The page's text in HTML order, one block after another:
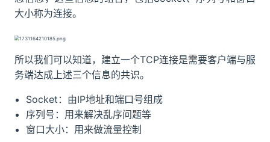
大小称为连接。
所以我们可以知道，建立一个TCP连接是需要客户端与服
务端达成上述三个信息的共识。
Socket：由IP地址和端口号组成
序列号：用来解决乱序问题等
窗口大小：用来做流量控制